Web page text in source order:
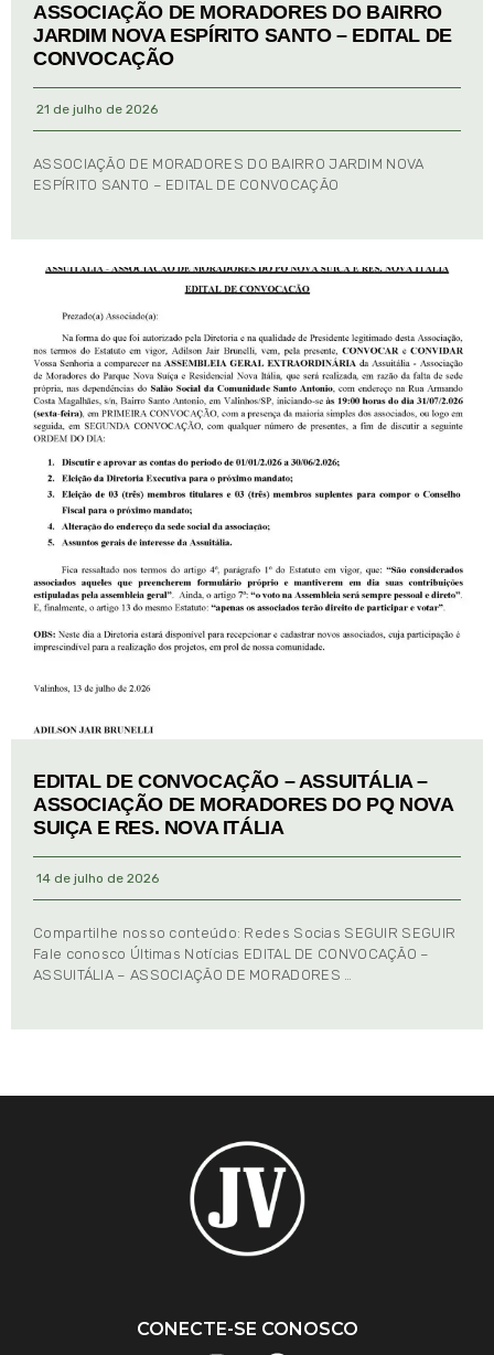
ASSOCIAÇÃO DE MORADORES DO BAIRRO
JARDIM NOVA ESPÍRITO SANTO – EDITAL DE
CONVOCAÇÃO
21 de julho de 2026
ASSOCIAÇÃO DE MORADORES DO BAIRRO JARDIM NOVA
ESPÍRITO SANTO – EDITAL DE CONVOCAÇÃO
EDITAL DE CONVOCAÇÃO – ASSUITÁLIA –
ASSOCIAÇÃO DE MORADORES DO PQ NOVA
SUIÇA E RES. NOVA ITÁLIA
14 de julho de 2026
Compartilhe nosso conteúdo: Redes Socias SEGUIR SEGUIR
Fale conosco Últimas Notícias EDITAL DE CONVOCAÇÃO –
ASSUITÁLIA – ASSOCIAÇÃO DE MORADORES …
CONECTE-SE CONOSCO